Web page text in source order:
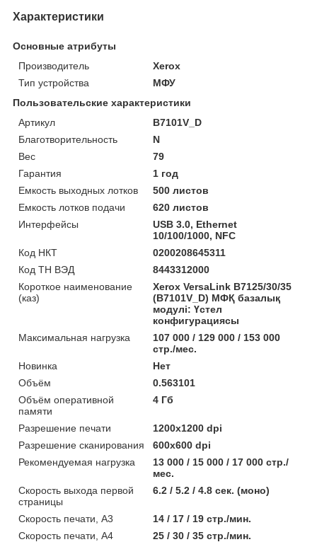
Характеристики
Основные атрибуты
Производитель
Xerox
Тип устройства
МФУ
Пользовательские характеристики
Артикул
B7101V_D
Благотворительность
N
Вес
79
Гарантия
1 год
Емкость выходных лотков
500 листов
Емкость лотков подачи
620 листов
Интерфейсы
USB 3.0, Ethernet
10/100/1000, NFC
Код НКТ
0200208645311
Код ТН ВЭД
8443312000
Короткое наименование
(каз)
Xerox VersaLink B7125/30/35
(B7101V_D) МФҚ базалық
модулі: Үстел
конфигурациясы
Максимальная нагрузка
107 000 / 129 000 / 153 000
стр./мес.
Новинка
Нет
Объём
0.563101
Объём оперативной
памяти
4 Гб
Разрешение печати
1200x1200 dpi
Разрешение сканирования
600x600 dpi
Рекомендуемая нагрузка
13 000 / 15 000 / 17 000 стр./
мес.
Скорость выхода первой
страницы
6.2 / 5.2 / 4.8 сек. (моно)
Скорость печати, А3
14 / 17 / 19 стр./мин.
Скорость печати, А4
25 / 30 / 35 стр./мин.